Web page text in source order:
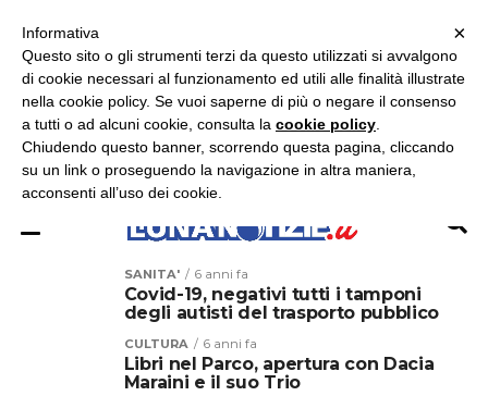
ASCOLTA RADIO LUNA
SANITA' 6 anni fa
Covid-19, negativi tutti i tamponi
degli autisti del trasporto pubblico
CULTURA 6 anni fa
Libri nel Parco, apertura con Dacia
Maraini e il suo Trio
×
×
Informativa
Questo sito o gli strumenti terzi da questo utilizzati si avvalgono
di cookie necessari al funzionamento ed utili alle finalità illustrate
nella cookie policy. Se vuoi saperne di più o negare il consenso
a tutti o ad alcuni cookie, consulta la cookie policy
Chiudendo questo banner, scorrendo questa pagina, cliccando
su un link o proseguendo la navigazione in altra maniera,
acconsenti all’uso dei cookie.